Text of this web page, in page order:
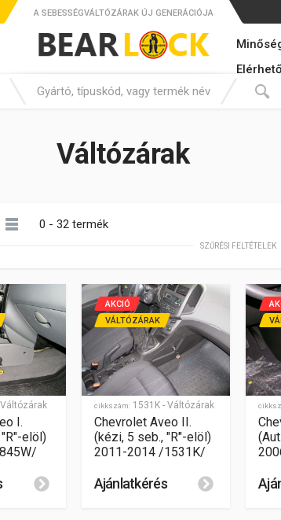
A SEBESSÉGVÁLTÓZÁRAK ÚJ GENERÁCIÓJA
Váltózárak
0 - 32 termék
SZŰRÉSI FELTÉTELEK
I.
elöl)
cikkszám:1531K - Váltózárak
AKCIÓ
VÁLTÓZÁRAK
Chevrolet Aveo II.
(kézi, 5 seb., "R"-elöl)
2011-2014 /1531K/
Ajánlatkérés